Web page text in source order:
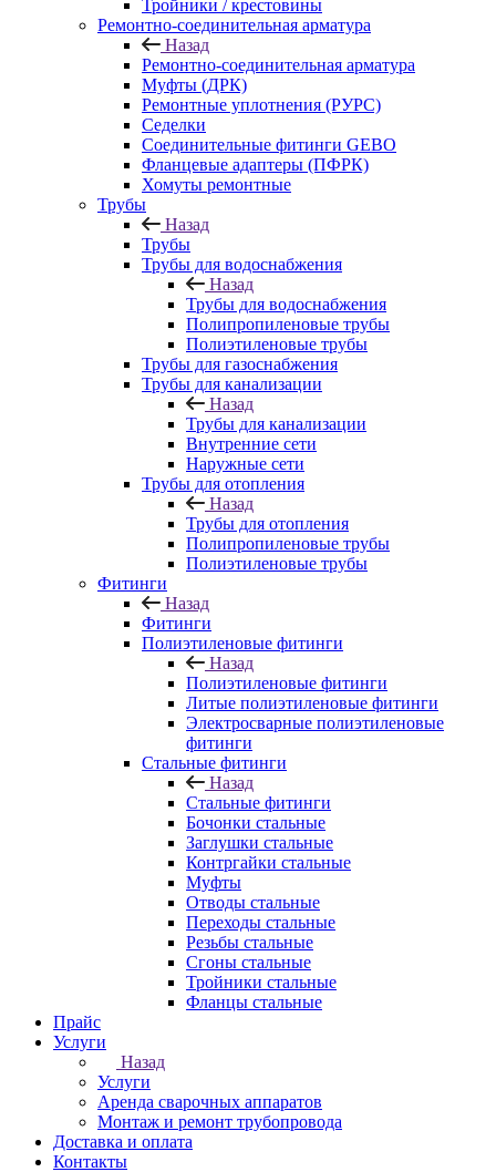
Тройники / крестовины
Ремонтно-соединительная арматура
Назад
Ремонтно-соединительная арматура
Муфты (ДРК)
Ремонтные уплотнения (РУРС)
Седелки
Соединительные фитинги GEBO
Фланцевые адаптеры (ПФРК)
Хомуты ремонтные
Трубы
Назад
Трубы
Трубы для водоснабжения
Назад
Трубы для водоснабжения
Полипропиленовые трубы
Полиэтиленовые трубы
Трубы для газоснабжения
Трубы для канализации
Назад
Трубы для канализации
Внутренние сети
Наружные сети
Трубы для отопления
Назад
Трубы для отопления
Полипропиленовые трубы
Полиэтиленовые трубы
Фитинги
Назад
Фитинги
Полиэтиленовые фитинги
Назад
Полиэтиленовые фитинги
Литые полиэтиленовые фитинги
Электросварные полиэтиленовые
фитинги
Стальные фитинги
Назад
Стальные фитинги
Бочонки стальные
Заглушки стальные
Контргайки стальные
Муфты
Отводы стальные
Переходы стальные
Резьбы стальные
Сгоны стальные
Тройники стальные
Фланцы стальные
Прайс
Услуги
Назад
Услуги
Аренда сварочных аппаратов
Монтаж и ремонт трубопровода
Доставка и оплата
Контакты